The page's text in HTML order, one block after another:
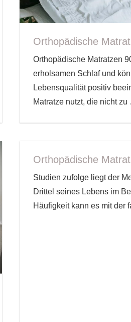
Orthopädische
Orthopädische Matratzen
erholsamen Schlaf und
Lebensqualität positiv
Matratze nutzt, die nicht zu
Orthopädische
Studien zufolge liegt der
Drittel seines Lebens im
Häufigkeit kann es mit der